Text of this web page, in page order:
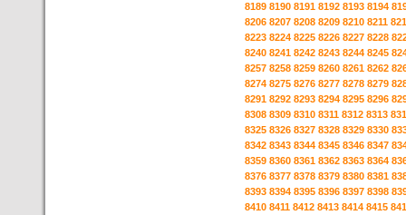
8189 8190 8191 8192 8193 8194
8206 8207 8208 8209 8210 8211
8223 8224 8225 8226 8227 8228
8240 8241 8242 8243 8244 8245
8257 8258 8259 8260 8261 8262
8274 8275 8276 8277 8278 8279
8291 8292 8293 8294 8295 8296
8308 8309 8310 8311 8312 8313
8325 8326 8327 8328 8329 8330
8342 8343 8344 8345 8346 8347
8359 8360 8361 8362 8363 8364
8376 8377 8378 8379 8380 8381
8393 8394 8395 8396 8397 8398
8410 8411 8412 8413 8414 8415